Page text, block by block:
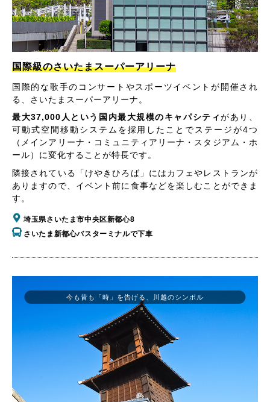
国際級のさいたまスーパーアリーナ
国際的な歌手のコンサートやスポーツイベントが開催され
る、さいたまスーパーアリーナ。
最大37,000人という国内最大規模のキャパシティがあり、
可動式空間移動システムを採用したことでステージが4つ
（メインアリーナ・コミュニティアリーナ・スタジアム・ホ
ール）に変化することが特長です。
隣接されている「けやきひろば」にはカフェやレストランが
ありますので、イベント前に食事などを楽しむことができま
す。
埼玉県さいたま市中央区新都心8
さいたま新都心バスターミナルで下車
今も昔も「時」を告げる、川越のシンボル